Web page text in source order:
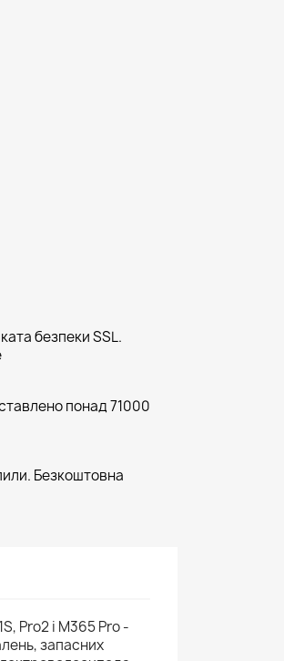
безпеки SSL.
понад 71000
Безкоштовна
Pro2 і M365 Pro -
запасних